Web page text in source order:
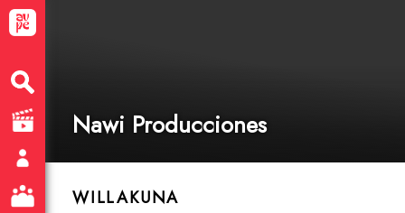
Nawi Producciones
WILLAKUNA